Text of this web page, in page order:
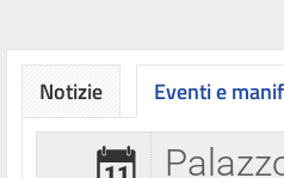
Notizie Eventi e